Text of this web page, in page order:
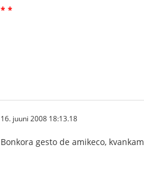
* *
16. juuni 2008 18:13.18
Bonkora gesto de amikeco,